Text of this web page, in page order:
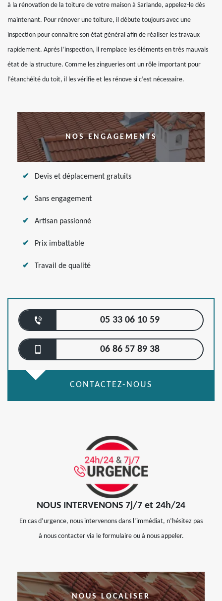
à la rénovation de la toiture de votre maison à Sarlande, appelez-le dès
maintenant. Pour rénover une toiture, il débute toujours avec une
inspection pour connaitre son état général afin de réaliser les travaux
rapidement. Après l’inspection, il remplace les éléments en très mauvais
état de la structure. Comme les zingueries ont un rôle important pour
l’étanchéité du toit, il les vérifie et les rénove si c’est nécessaire.
NOS ENGAGEMENTS
Devis et déplacement gratuits
Sans engagement
Artisan passionné
Prix imbattable
Travail de qualité
05 33 06 10 59
06 86 57 89 38
CONTACTEZ-NOUS
NOUS INTERVENONS 7j/7 et 24h/24
En cas d’urgence, nous intervenons dans l’immédiat, n’hésitez pas
à nous contacter via le formulaire ou à nous appeler.
NOUS LOCALISER